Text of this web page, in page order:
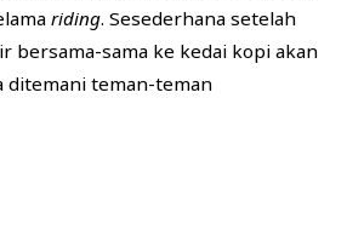
riding. Sesederhana setelah
bersama-sama ke kedai kopi akan
ditemani teman-teman